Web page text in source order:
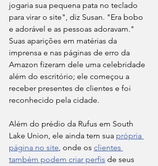
jogaria sua pequena pata no teclado
para virar o site", diz Susan. "Era bobo
e adorável e as pessoas adoravam."
Suas aparições em matérias da
imprensa e nas páginas de erro da
Amazon fizeram dele uma celebridade
além do escritório; ele começou a
receber presentes de clientes e foi
reconhecido pela cidade.
Além do prédio da Rufus em South
Lake Union, ele ainda tem sua própria
página no site, onde os clientes
também podem criar perfis de seus